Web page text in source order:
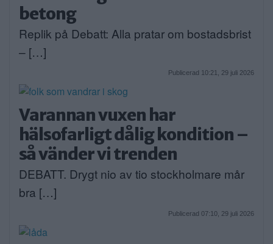
betong
Replik på Debatt: Alla pratar om bostadsbrist
– […]
Publicerad 10:21, 29 juli 2026
Varannan vuxen har
hälsofarligt dålig kondition –
så vänder vi trenden
DEBATT. Drygt nio av tio stockholmare mår
bra […]
Publicerad 07:10, 29 juli 2026